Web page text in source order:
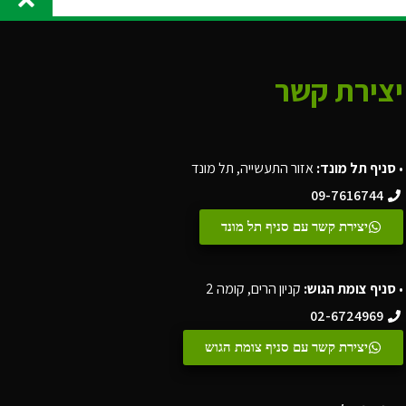
יצירת קשר
•סניף תל מונד:אזור התעשייה, תל מונד
09-7616744
יצירת קשר עם סניף תל מונד
•סניף צומת הגוש: קניון הרים, קומה 2
02-6724969
יצירת קשר עם סניף צומת הגוש